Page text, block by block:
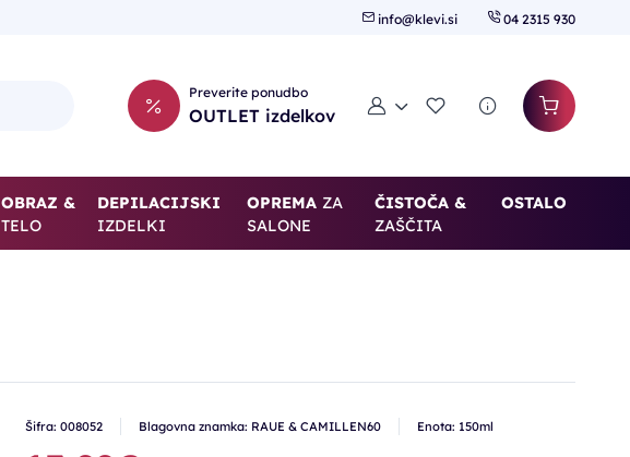
info@klevi.si 04 2315 930
Preverite ponudbo
OUTLET izdelkov Moj računSeznam želja
OBRAZ &
TELO
DEPILACIJSKI
IZDELKI
OPREMAZA
SALONE
ČISTOČA &
ZAŠČITA
OSTALO
Šifra: 008052 Blagovna znamka: RAUE & CAMILLEN60 Enota: 150ml